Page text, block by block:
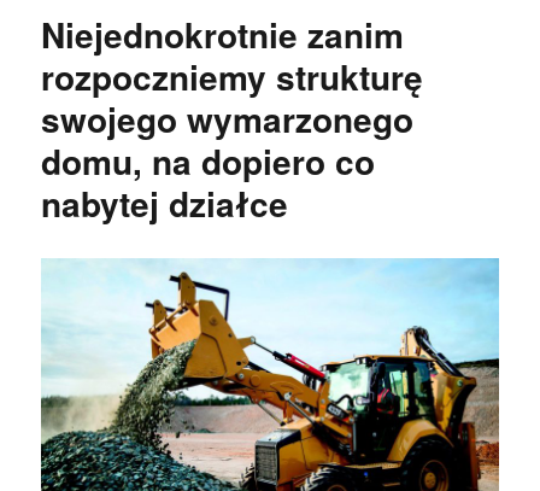
Niejednokrotnie zanim
rozpoczniemy strukturę
swojego wymarzonego
domu, na dopiero co
nabytej działce